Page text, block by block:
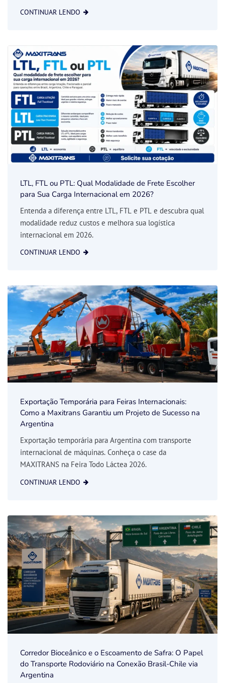
CONTINUAR LENDO
LTL, FTL ou PTL: Qual Modalidade de Frete Escolher
para Sua Carga Internacional em 2026?
Entenda a diferença entre LTL, FTL e PTL e descubra qual
modalidade reduz custos e melhora sua logística
internacional em 2026.
CONTINUAR LENDO
Exportação Temporária para Feiras Internacionais:
Como a Maxitrans Garantiu um Projeto de Sucesso na
Argentina
Exportação temporária para Argentina com transporte
internacional de máquinas. Conheça o case da
MAXITRANS na Feira Todo Láctea 2026.
CONTINUAR LENDO
Corredor Bioceânico e o Escoamento de Safra: O Papel
do Transporte Rodoviário na Conexão Brasil-Chile via
Argentina